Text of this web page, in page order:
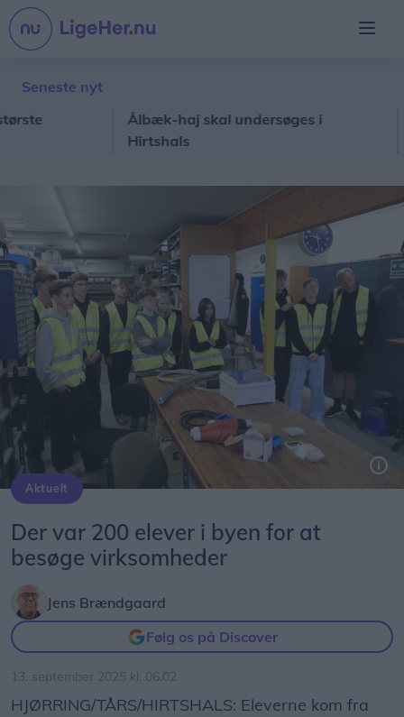
Seneste nyt
Ålbæk-haj skal undersøges i
Hirtshals
Aktuelt
Der var 200 elever i byen for at
besøge virksomheder
Jens Brændgaard
Følg os på Discover
13. september 2025 kl. 06.02
HJØRRING/TÅRS/HIRTSHALS: Eleverne kom fra